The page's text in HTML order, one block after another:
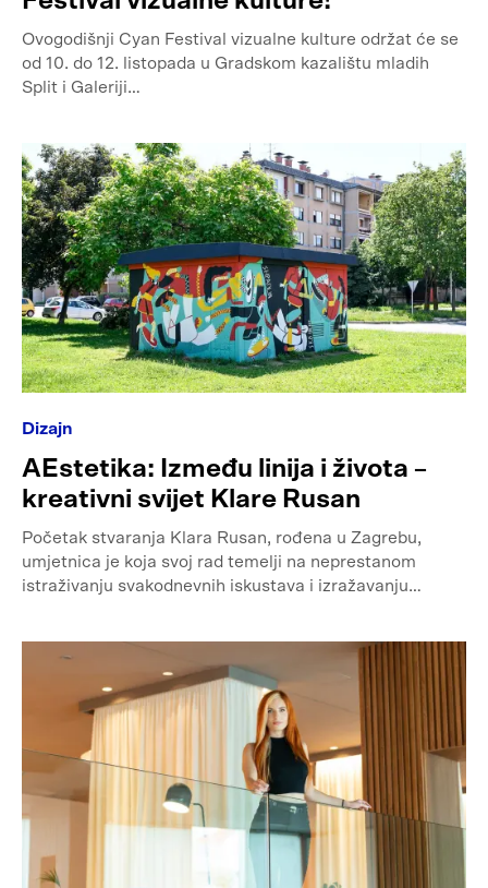
Ovogodišnji Cyan Festival vizualne kulture održat će se
od 10. do 12. listopada u Gradskom kazalištu mladih
Split i Galeriji…
Dizajn
AEstetika: Između linija i života –
kreativni svijet Klare Rusan
Početak stvaranja Klara Rusan, rođena u Zagrebu,
umjetnica je koja svoj rad temelji na neprestanom
istraživanju svakodnevnih iskustava i izražavanju…